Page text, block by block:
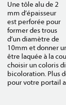
Une tôle alu de 2
mm d’épaisseur
est perforée pour
former des trous
d’un diamètre de
10mm et donner
être laquée à la
choisir un coloris
bicoloration. Plus
pour votre portail